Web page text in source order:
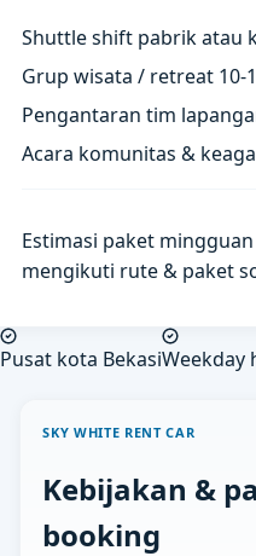
Shuttle shift pabrik atau
Grup wisata / retreat 10-
Pengantaran tim
Acara komunitas &
Estimasi paket
mengikuti rute & paket
Pusat kota BekasiWeekday
SKY WHITE RENT CAR
Kebijakan &
booking